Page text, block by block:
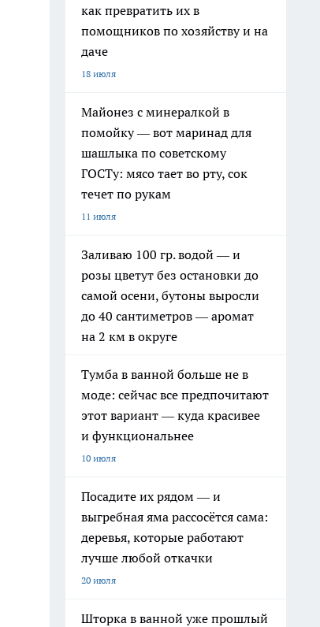
как превратить их в
помощников по хозяйству и на
даче
18 июля
Майонез с минералкой в
помойку — вот маринад для
шашлыка по советскому
ГОСТу: мясо тает во рту, сок
течет по рукам
11 июля
Заливаю 100 гр. водой — и
розы цветут без остановки до
самой осени, бутоны выросли
до 40 сантиметров — аромат
на 2 км в округе
Тумба в ванной больше не в
моде: сейчас все предпочитают
этот вариант — куда красивее
и функциональнее
10 июля
Посадите их рядом — и
выгребная яма рассосётся сама:
деревья, которые работают
лучше любой откачки
20 июля
Шторка в ванной уже прошлый